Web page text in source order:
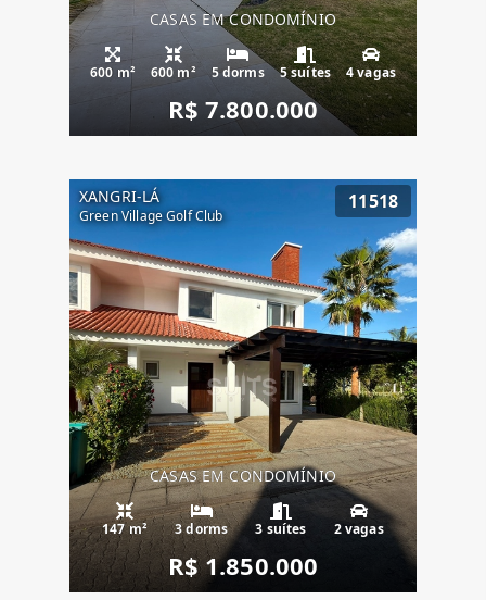
CASAS EM CONDOMÍNIO
600 m² 600 m² 5 dorms 5 suítes 4 vagas
R$ 7.800.000
XANGRI-LÁ
Green Village Golf Club
11518
CASAS EM CONDOMÍNIO
147 m² 3 dorms 3 suítes 2 vagas
R$ 1.850.000